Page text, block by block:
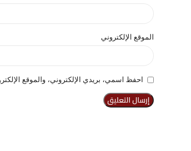
الموقع الإلكتروني
احفظ اسمي، بريدي الإلكتروني، والموقع